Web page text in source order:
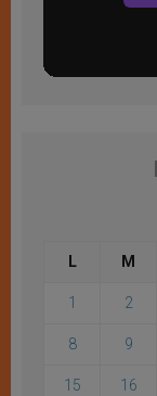
L M
1 2
8 9
15 16